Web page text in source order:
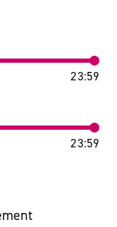
23:59
23:59